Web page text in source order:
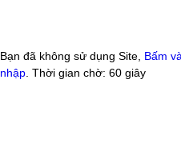
Bạn đã không sử dụng Site, Bấm
nhập . Thời gian chờ: 60 giây